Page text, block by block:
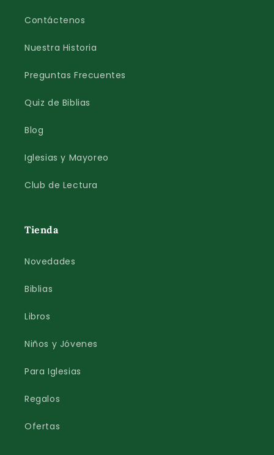
Contáctenos
Nuestra Historia
Preguntas Frecuentes
Quiz de Biblias
Blog
Iglesias y Mayoreo
Club de Lectura
Tienda
Novedades
Biblias
Libros
Niños y Jóvenes
Para Iglesias
Regalos
Ofertas